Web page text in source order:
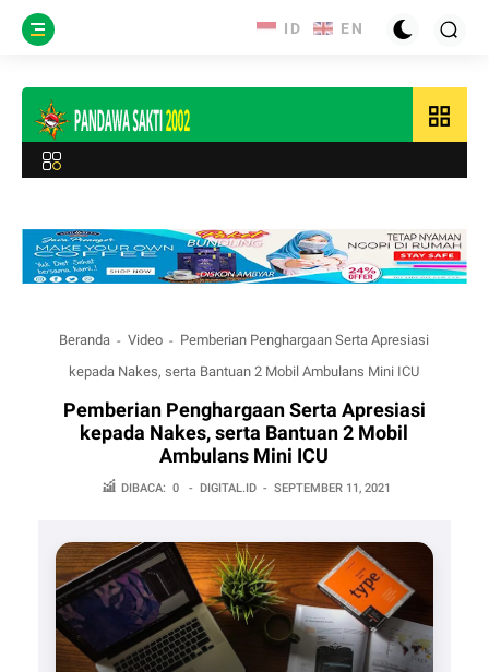
grid_view
Beranda Video
Pemberian Penghargaan Serta Apresiasi
kepada Nakes, serta Bantuan 2 Mobil Ambulans Mini ICU
Pemberian Penghargaan Serta Apresiasi
kepada Nakes, serta Bantuan 2 Mobil
Ambulans Mini ICU
DIBACA: 0 - DIGITAL.ID - SEPTEMBER 11, 2021